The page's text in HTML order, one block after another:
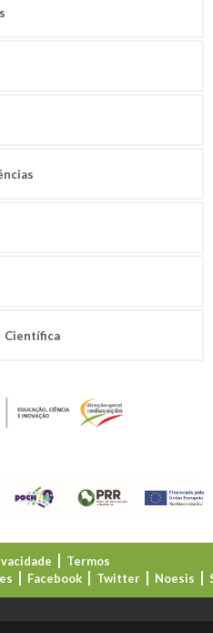
Científica
Termos
Facebook Twitter Noesis